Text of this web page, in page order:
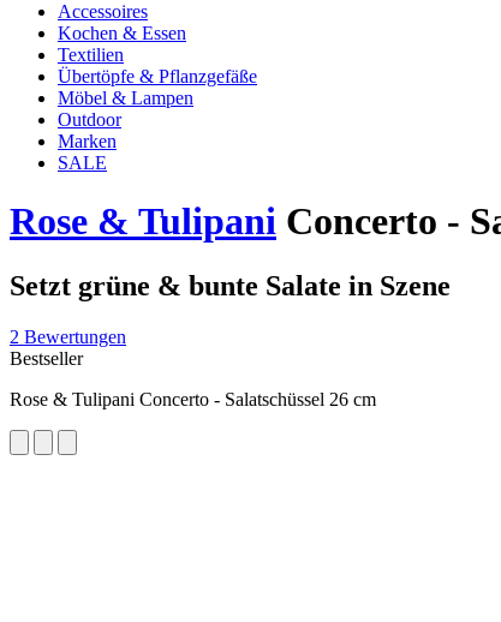
Accessoires
Kochen & Essen
Textilien
Übertöpfe & Pflanzgefäße
Möbel & Lampen
Outdoor
Marken
SALE
Rose & Tulipani Concerto -
Setzt grüne & bunte Salate in Szene
2 Bewertungen
Bestseller
Rose & Tulipani Concerto - Salatschüssel 26 cm